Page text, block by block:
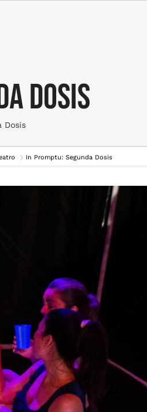
Dosis
Dosis
In Promptu: Segunda Dosis